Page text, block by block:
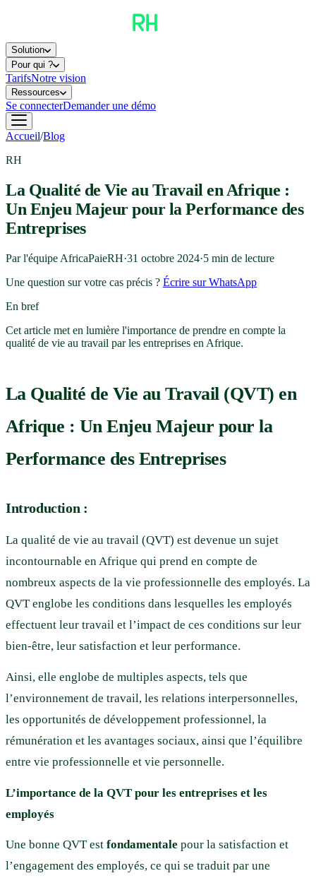
Solution
Pour qui ?
TarifsNotre vision
Ressources
Se connecterDemander une démo
Accueil/Blog
RH
La Qualité de Vie au Travail en Afrique :
Un Enjeu Majeur pour la Performance des
Entreprises
Par l'équipe AfricaPaieRH·31 octobre 2024·5 min de lecture
Une question sur votre cas précis ? Écrire sur WhatsApp
En bref
Cet article met en lumière l'importance de prendre en compte la
qualité de vie au travail par les entreprises en Afrique.
La Qualité de Vie au Travail (QVT) en
Afrique : Un Enjeu Majeur pour la
Performance des Entreprises
Introduction :
La qualité de vie au travail (QVT) est devenue un sujet
incontournable en Afrique qui prend en compte de
nombreux aspects de la vie professionnelle des employés. La
QVT englobe les conditions dans lesquelles les employés
effectuent leur travail et l’impact de ces conditions sur leur
bien-être, leur satisfaction et leur performance.
Ainsi, elle englobe de multiples aspects, tels que
l’environnement de travail, les relations interpersonnelles,
les opportunités de développement professionnel, la
rémunération et les avantages sociaux, ainsi que l’équilibre
entre vie professionnelle et vie personnelle.
L’importance de la QVT pour les entreprises et les
employés
Une bonne QVT est fondamentale pour la satisfaction et
l’engagement des employés, ce qui se traduit par une